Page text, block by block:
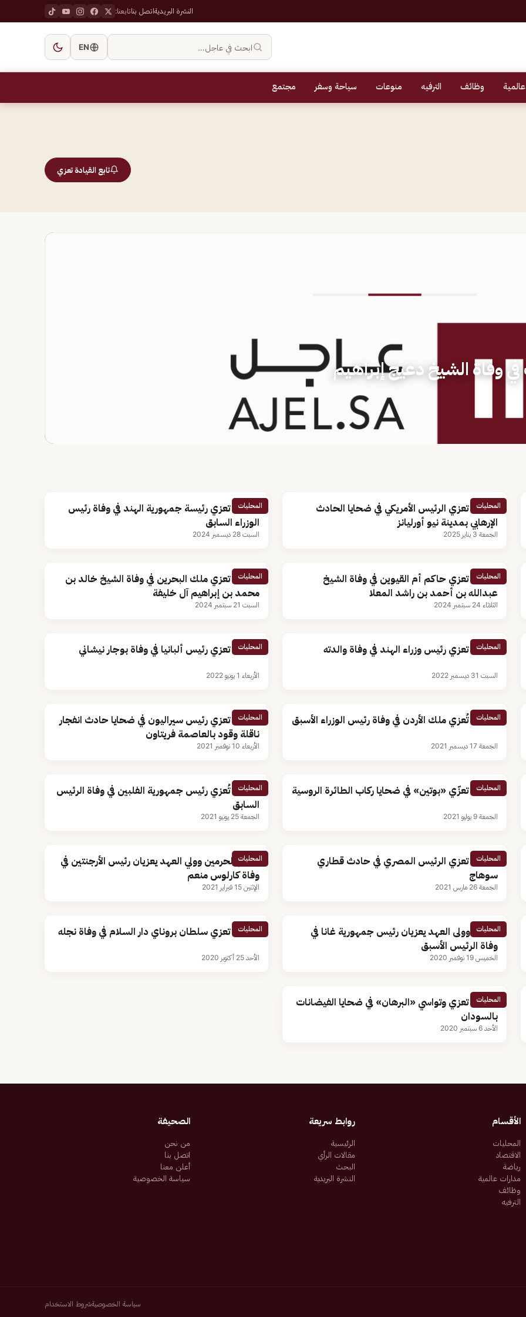
النشرة البريديةاتصل بناتابعنا:
ابحث في عاجل… EN
وظائف الترفيه منوعات سياحة وسفر مجتمع
تابع القيادة تعزي
في وفاة الشيخ دعيج إبراهيم
المحليات
القيادة تعزي الرئيس الأمريكي في ضحايا الحادث
الإرهابي بمدينة نيو أورليانز
الجمعة 3 يناير 2025
المحليات
القيادة تعزي رئيسة جمهورية الهند في وفاة رئيس
الوزراء السابق
السبت 28 ديسمبر 2024
المحليات
القيادة تعزي حاكم أم القيوين في وفاة الشيخ
عبدالله بن أحمد بن راشد المعلا
الثلاثاء 24 سبتمبر 2024
المحليات
القيادة تعزي ملك البحرين في وفاة الشيخ خالد بن
محمد بن إبراهيم آل خليفة
السبت 21 سبتمبر 2024
المحليات
القيادة تعزي رئيس وزراء الهند في وفاة والدته
السبت 31 ديسمبر 2022
المحليات
القيادة تعزي رئيس ألبانيا في وفاة بوجار نيشاني
الأربعاء 1 يونيو 2022
المحليات
القيادة تُعزي ملك الأردن في وفاة رئيس الوزراء الأسبق
الجمعة 17 ديسمبر 2021
المحليات
القيادة تعزي رئيس سيراليون في ضحايا حادث انفجار
ناقلة وقود بالعاصمة فريتاون
الأربعاء 10 نوفمبر 2021
المحليات
القيادة تعزّي «بوتين» في ضحايا ركاب الطائرة الروسية
الجمعة 9 يوليو 2021
المحليات
القيادة تُعزي رئيس جمهورية الفلبين في وفاة الرئيس
السابق
الجمعة 25 يونيو 2021
المحليات
القيادة تعزي الرئيس المصري في حادث قطاري
سوهاج
الجمعة 26 مارس 2021
المحليات
خادم الحرمين وولي العهد يعزيان رئيس الأرجنتين في
وفاة كارلوس منعم
الإثنين 15 فبراير 2021
المحليات
الملك وولى العهد يعزيان رئيس جمهورية غانا في
وفاة الرئيس الأسبق
الخميس 19 نوفمبر 2020
المحليات
القيادة تعزي سلطان بروناي دار السلام في وفاة نجله
الأحد 25 أكتوبر 2020
المحليات
القيادة تعزي وتواسي «البرهان» في ضحايا الفيضانات
بالسودان
الأحد 6 سبتمبر 2020
الأقسام
المحليات
الاقتصاد
رياضة
مدارات عالمية
وظائف
الترفيه
روابط سريعة
الرئيسية
مقالات الرأي
البحث
النشرة البريدية
الصحيفة
من نحن
اتصل بنا
أعلن معنا
سياسة الخصوصية
سياسة الخصوصيةشروط الاستخدام